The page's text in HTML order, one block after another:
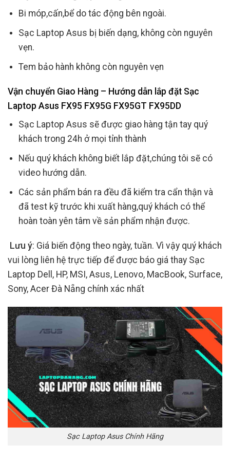
Bi móp,cấn,bể do tác động bên ngoài.
Sạc Laptop Asus bị biến dạng, không còn nguyên
vẹn.
Tem bảo hành không còn nguyên vẹn
Vận chuyển Giao Hàng – Hướng dẫn lắp đặt Sạc
Laptop Asus FX95 FX95G FX95GT FX95DD
Sạc Laptop Asus sẽ được giao hàng tận tay quý
khách trong 24h ở mọi tỉnh thành
Nếu quý khách không biết lắp đặt,chúng tôi sẽ có
video hướng dẫn.
Các sản phẩm bán ra đều đã kiểm tra cẩn thận và
đã test kỹ trước khi xuất hàng,quý khách có thể
hoàn toàn yên tâm về sản phẩm nhận được.
Lưu ý: Giá biến động theo ngày, tuần. Vì vậy quý khách
vui lòng liên hệ trực tiếp để được báo giá thay Sạc
Laptop Dell, HP, MSI, Asus, Lenovo, MacBook, Surface,
Sony, Acer Đà Nẵng chính xác nhất
Sạc Laptop Asus Chính Hãng